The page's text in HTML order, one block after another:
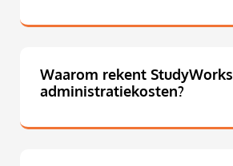
Waarom rekent StudyWorks
administratiekosten?